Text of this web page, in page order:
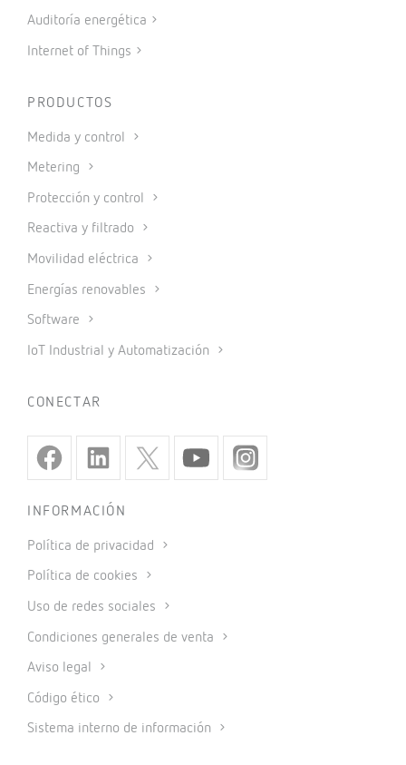
Auditoría energética
Internet of Things
PRODUCTOS
Medida y control
Metering
Protección y control
Reactiva y filtrado
Movilidad eléctrica
Energías renovables
Software
IoT Industrial y Automatización
CONECTAR
INFORMACIÓN
Política de privacidad
Política de cookies
Uso de redes sociales
Condiciones generales de venta
Aviso legal
Código ético
Sistema interno de información